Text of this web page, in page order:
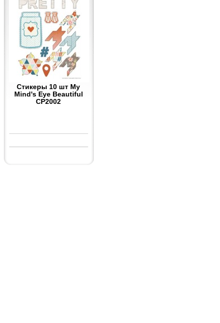
Стикеры 10 шт My
Mind's Eye Beautiful
CP2002